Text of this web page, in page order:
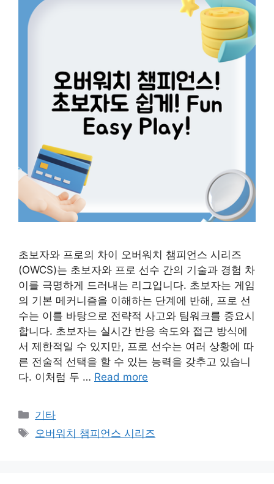
초보자와 프로의 차이 오버워치 챔피언스 시리즈
(OWCS)는 초보자와 프로 선수 간의 기술과 경험 차
이를 극명하게 드러내는 리그입니다. 초보자는 게임
의 기본 메커니즘을 이해하는 단계에 반해, 프로 선
수는 이를 바탕으로 전략적 사고와 팀워크를 중요시
합니다. 초보자는 실시간 반응 속도와 접근 방식에
서 제한적일 수 있지만, 프로 선수는 여러 상황에 따
른 전술적 선택을 할 수 있는 능력을 갖추고 있습니
다. 이처럼 두 … Read more
Categories
기타
Tags
오버워치 챔피언스 시리즈